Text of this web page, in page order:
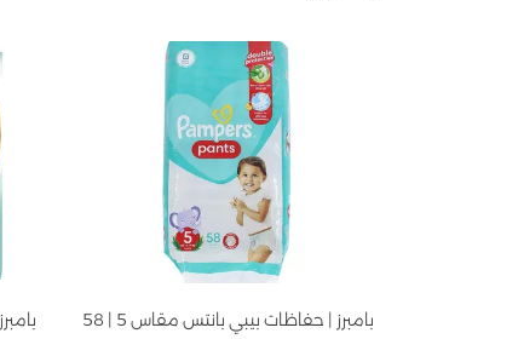
بامبرز | حفاظات بيبي بانتس مقاس 5 | 58